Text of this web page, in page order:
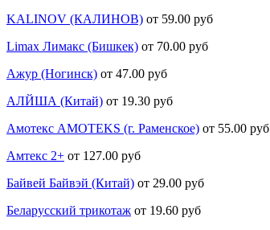
KALINOV (КАЛИНОВ) от 59.00 руб
Limax Лимакс (Бишкек) от 70.00 руб
Ажур (Ногинск) от 47.00 руб
АЛЙША (Китай) от 19.30 руб
Амотекс AMOTEKS (г. Раменское) от 55.00 руб
Амтекс 2+ от 127.00 руб
Байвей Байвэй (Китай) от 29.00 руб
Беларусский трикотаж от 19.60 руб